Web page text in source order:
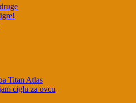
Titan Atlas
ciglu za ovcu